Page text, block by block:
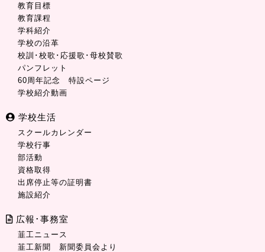
教育目標
教育課程
学科紹介
学校の沿革
校訓･校歌･応援歌･母校賛歌
パンフレット
60周年記念 特設ページ
学校紹介動画
学校生活
スクールカレンダー
学校行事
部活動
資格取得
出席停止等の証明書
施設紹介
広報･事務室
韮工ニュース
韮工新聞 新聞委員会より